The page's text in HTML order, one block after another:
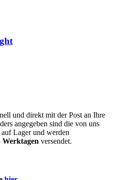
und direkt mit der Post an Ihre
angegeben sind die von uns
Lager und werden
Werktagen versendet.